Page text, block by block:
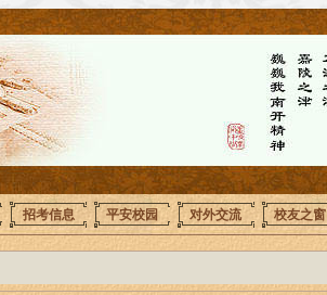
招考信息 平安校园 对外交流 校友之窗